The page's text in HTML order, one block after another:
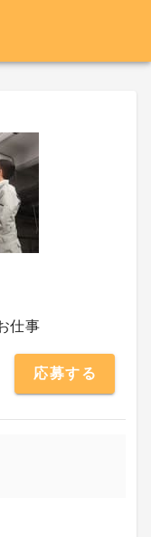
仕事
応募する